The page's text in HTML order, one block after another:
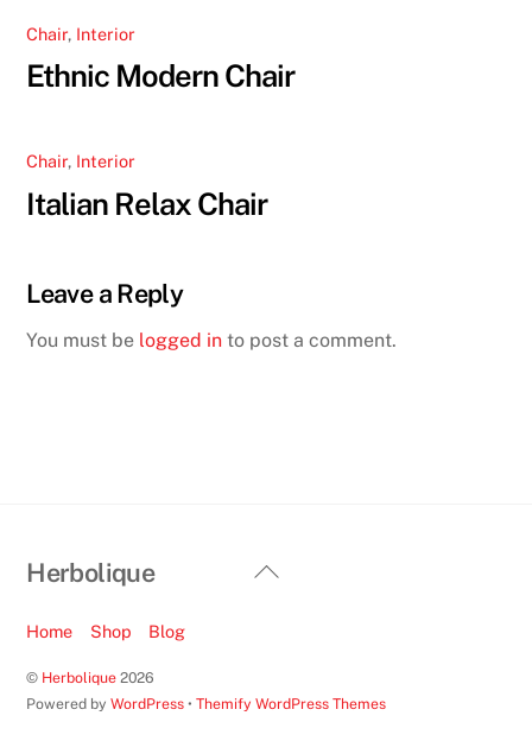
Chair, Interior
Ethnic Modern Chair
Chair, Interior
Italian Relax Chair
Leave a Reply
You must be logged in to post a comment.
Back
Herbolique
Home Shop Blog
© Herbolique 2026
Powered byWordPress •Themify WordPress Themes